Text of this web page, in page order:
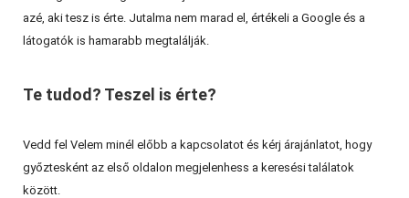
azé, aki tesz is érte. Jutalma nem marad el, értékeli a Google és a
látogatók is hamarabb megtalálják.
Te tudod? Teszel is érte?
Vedd fel Velem minél előbb a kapcsolatot és kérj árajánlatot, hogy
győztesként az első oldalon megjelenhess a keresési találatok
között.